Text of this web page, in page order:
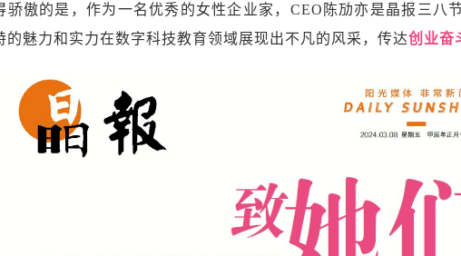
骄傲的是，作为一名优秀的女性企业家，CEO陈劢亦是晶报三八
的魅力和实力在数字科技教育领域展现出不凡的风采，传达创业奋